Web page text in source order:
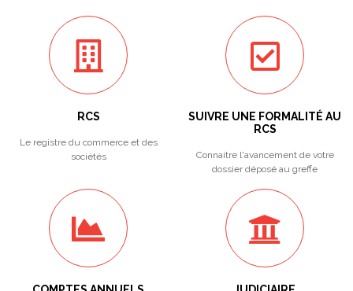
RCS
Le registre du commerce et des
sociétés
SUIVRE UNE FORMALITÉ AU
RCS
Connaitre l'avancement de votre
dossier déposé au greffe